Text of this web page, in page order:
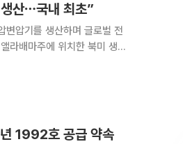
산⋯국내 최초”
변압기를 생산하며 글로벌 전
1992호 공급 약속